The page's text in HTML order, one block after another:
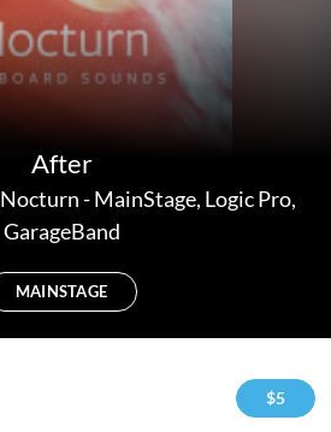
After
Nocturn - MainStage, Logic Pro,
GarageBand
MAINSTAGE
$5